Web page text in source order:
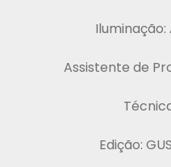
Iluminação:
Assistente de
Edição: